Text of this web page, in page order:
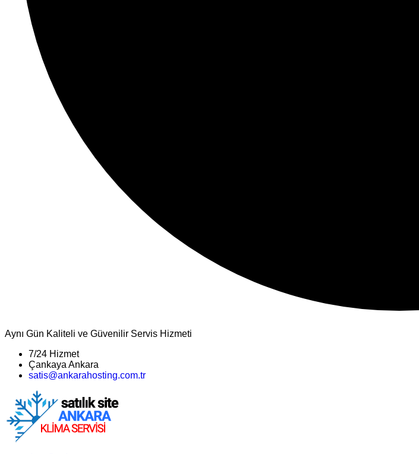
Aynı Gün Kaliteli ve Güvenilir Servis Hizmeti
7/24 Hizmet
Çankaya Ankara
satis@ankarahosting.com.tr